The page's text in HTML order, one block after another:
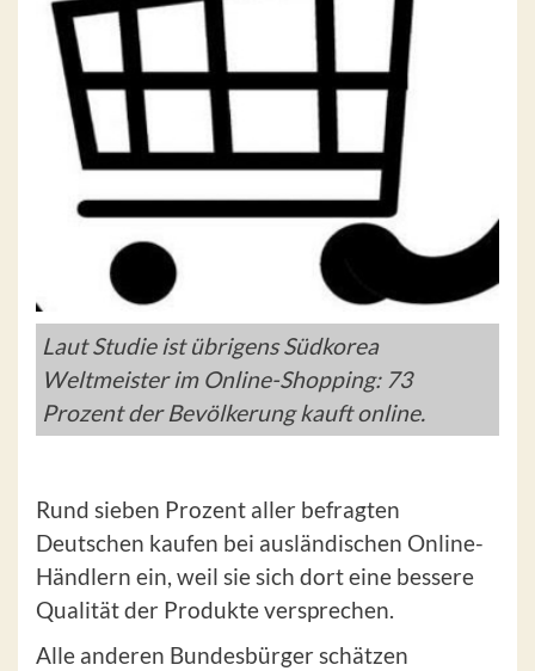
Laut Studie ist übrigens Südkorea
Weltmeister im Online-Shopping: 73
Prozent der Bevölkerung kauft online.
Rund sieben Prozent aller befragten
Deutschen kaufen bei ausländischen Online-
Händlern ein, weil sie sich dort eine bessere
Qualität der Produkte versprechen.
Alle anderen Bundesbürger schätzen